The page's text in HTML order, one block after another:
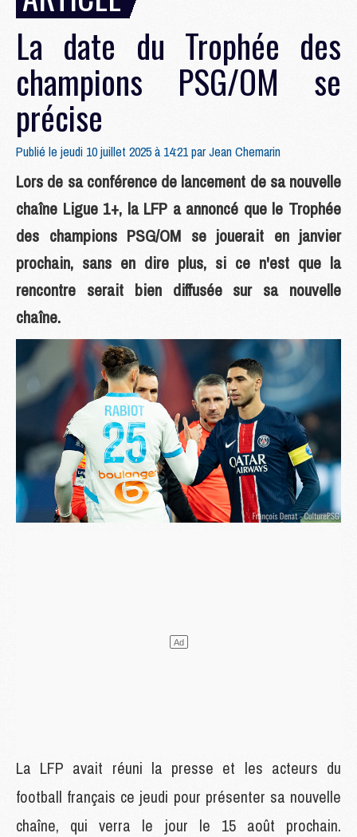
La date du Trophée des
champions PSG/OM se
précise
Publié le jeudi 10 juillet 2025 à 14:21 parJean Chemarin
Lors de sa conférence de lancement de sa nouvelle
chaîne Ligue 1+, la LFP a annoncé que le Trophée
des champions PSG/OM se jouerait en janvier
prochain, sans en dire plus, si ce n'est que la
rencontre serait bien diffusée sur sa nouvelle
chaîne.
La LFP avait réuni la presse et les acteurs du
football français ce jeudi pour présenter sa nouvelle
chaîne, qui verra le jour le 15 août prochain.